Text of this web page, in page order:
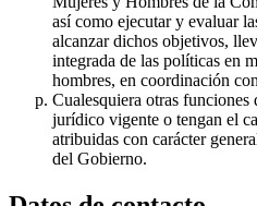
así como ejecutar y evaluar
alcanzar dichos objetivos,
integrada de las políticas en
hombres, en coordinación
Cualesquiera otras
jurídico vigente o tengan el
atribuidas con carácter
del Gobierno.